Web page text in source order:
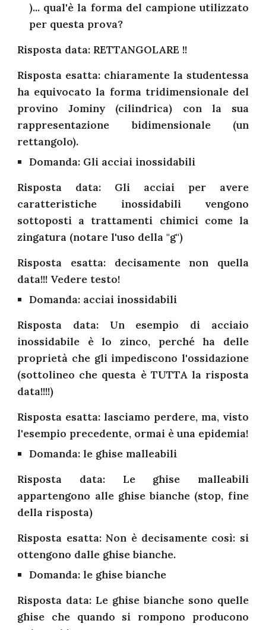
)... qual'è la forma del campione utilizzato
per questa prova?
Risposta data: RETTANGOLARE !!
Risposta esatta: chiaramente la studentessa
ha equivocato la forma tridimensionale del
provino Jominy (cilindrica) con la sua
rappresentazione bidimensionale (un
rettangolo).
Domanda: Gli acciai inossidabili
Risposta data: Gli acciai per avere
caratteristiche inossidabili vengono
sottoposti a trattamenti chimici come la
zingatura (notare l'uso della "g")
Risposta esatta: decisamente non quella
data!!! Vedere testo!
Domanda: acciai inossidabili
Risposta data: Un esempio di acciaio
inossidabile è lo zinco, perché ha delle
proprietà che gli impediscono l'ossidazione
(sottolineo che questa è TUTTA la risposta
data!!!!)
Risposta esatta: lasciamo perdere, ma, visto
l'esempio precedente, ormai è una epidemia!
Domanda: le ghise malleabili
Risposta data: Le ghise malleabili
appartengono alle ghise bianche (stop, fine
della risposta)
Risposta esatta: Non è decisamente così: si
ottengono dalle ghise bianche.
Domanda: le ghise bianche
Risposta data: Le ghise bianche sono quelle
ghise che quando si rompono producono